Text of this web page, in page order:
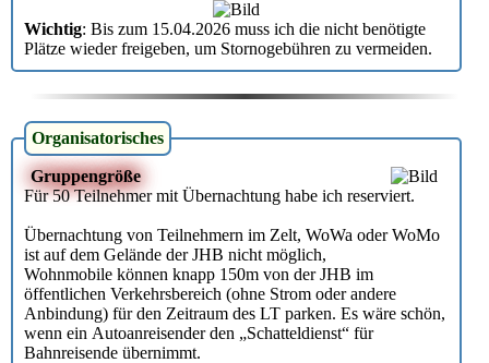
Wichtig: Bis zum 15.04.2026 muss ich die nicht benötigte
Plätze wieder freigeben, um Stornogebühren zu vermeiden.
Organisatorisches
Gruppengröße
Für 50 Teilnehmer mit Übernachtung habe ich reserviert.
Übernachtung von Teilnehmern im Zelt, WoWa oder WoMo
ist auf dem Gelände der JHB nicht möglich,
Wohnmobile können knapp 150m von der JHB im
öffentlichen Verkehrsbereich (ohne Strom oder andere
Anbindung) für den Zeitraum des LT parken. Es wäre schön,
wenn ein Autoanreisender den „Schatteldienst“ für
Bahnreisende übernimmt.